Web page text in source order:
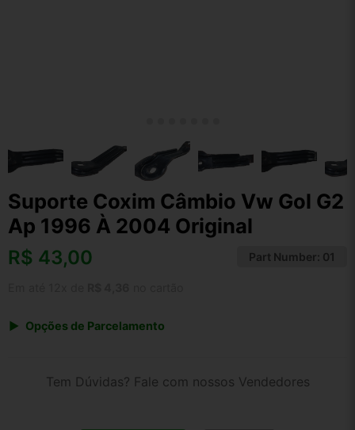
Suporte Coxim Câmbio Vw Gol G2
Ap 1996 À 2004 Original
R$ 43,00 Part Number: 01
Opções de Parcelamento
Tem Dúvidas? Fale com nossos Vendedores